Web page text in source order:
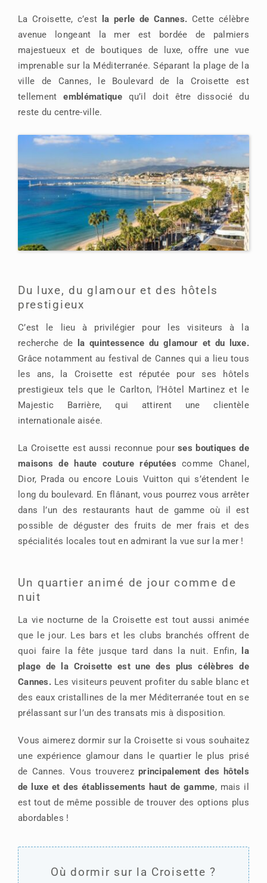
La Croisette, c’est la perle de Cannes. Cette célèbre
avenue longeant la mer est bordée de palmiers
majestueux et de boutiques de luxe, offre une vue
imprenable sur la Méditerranée. Séparant la plage de la
ville de Cannes, le Boulevard de la Croisette est
tellementemblématiquequ’il doit être dissocié du
reste du centre-ville.
Du luxe, du glamour et des hôtels
prestigieux
C’est le lieu à privilégier pour les visiteurs à la
recherche de
la quintessence du glamour et du luxe.
Grâce notamment au festival de Cannes qui a lieu tous
les ans, la Croisette est réputée pour ses hôtels
prestigieux tels que le Carlton, l’Hôtel Martinez et le
Majestic Barrière, qui attirent une clientèle
internationale aisée.
La Croisette est aussi reconnue pourses boutiques de
maisons de haute couture réputées comme Chanel,
Dior, Prada ou encore Louis Vuitton qui s’étendent le
long du boulevard. En flânant, vous pourrez vous arrêter
dans l’un des restaurants haut de gamme où il est
possible de déguster des fruits de mer frais et des
spécialités locales tout en admirant la vue sur la mer !
Un quartier animé de jour comme de
nuit
La vie nocturne de la Croisette est tout aussi animée
que le jour. Les bars et les clubs branchés offrent de
quoi faire la fête jusque tard dans la nuit. Enfin,
la
plage de la Croisette est une des plus célèbres de
Cannes. Les visiteurs peuvent profiter du sable blanc et
des eaux cristallines de la mer Méditerranée tout en se
prélassant sur l’un des transats mis à disposition.
Vous aimerez dormir sur la Croisette si vous souhaitez
une expérience glamour dans le quartier le plus prisé
de Cannes. Vous trouverez principalement des hôtels
de luxe et des établissements haut de gamme, mais il
est tout de même possible de trouver des options plus
abordables !
Où dormir sur la Croisette ?